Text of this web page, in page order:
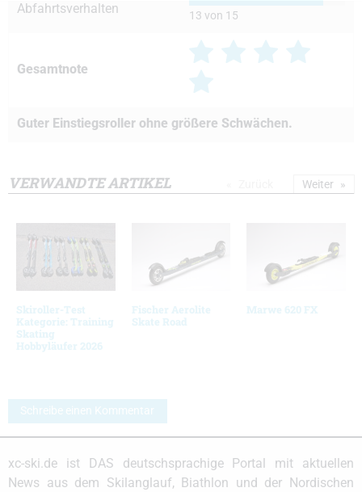
Abfahrtsverhalten 13 von 15
Gesamtnote
Guter Einstiegsroller ohne größere Schwächen.
VERWANDTE ARTIKEL
Skiroller-Test
Kategorie: Training
Skating
Hobbyläufer 2026
Fischer Aerolite
Skate Road
Marwe 620 FX
Weiter
Schreibe einen Kommentar
xc-ski.de ist DAS deutschsprachige Portal mit aktuellen
News aus dem Skilanglauf, Biathlon und der Nordischen